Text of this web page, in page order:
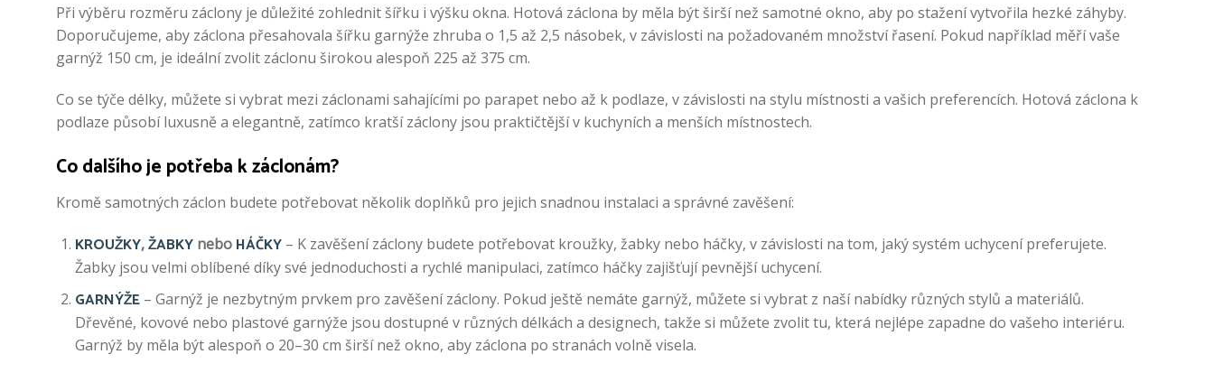
Při výběru rozměru záclony je důležité zohlednit šířku i výšku okna. Hotová záclona by měla být širší než samotné okno, aby po stažení vytvořila hezké záhyby.
Doporučujeme, aby záclona přesahovala šířku garnýže zhruba o 1,5 až 2,5 násobek, v závislosti na požadovaném množství řasení. Pokud například měří vaše
garnýž 150 cm, je ideální zvolit záclonu širokou alespoň 225 až 375 cm.
Co se týče délky, můžete si vybrat mezi záclonami sahajícími po parapet nebo až k podlaze, v závislosti na stylu místnosti a vašich preferencích. Hotová záclona k
podlaze působí luxusně a elegantně, zatímco kratší záclony jsou praktičtější v kuchyních a menších místnostech.
Co dalšího je potřeba k záclonám?
Kromě samotných záclon budete potřebovat několik doplňků pro jejich snadnou instalaci a správné zavěšení:
KROUŽKY,ŽABKYnebo HÁČKY– K zavěšení záclony budete potřebovat kroužky, žabky nebo háčky, v závislosti na tom, jaký systém uchycení preferujete.
Žabky jsou velmi oblíbené díky své jednoduchosti a rychlé manipulaci, zatímco háčky zajišťují pevnější uchycení.
GARNÝŽE – Garnýž je nezbytným prvkem pro zavěšení záclony. Pokud ještě nemáte garnýž, můžete si vybrat z naší nabídky různých stylů a materiálů.
Dřevěné, kovové nebo plastové garnýže jsou dostupné v různých délkách a designech, takže si můžete zvolit tu, která nejlépe zapadne do vašeho interiéru.
Garnýž by měla být alespoň o 20–30 cm širší než okno, aby záclona po stranách volně visela.